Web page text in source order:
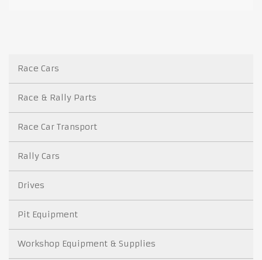
Race Cars
Race & Rally Parts
Race Car Transport
Rally Cars
Drives
Pit Equipment
Workshop Equipment & Supplies